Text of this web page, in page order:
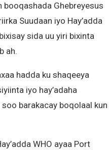
booqashada Ghebreyesus
Suudaan iyo Hay’adda
sida uu yiri bixinta
ah.
hadda ku shaqeeya
iyo hay’adaha
barakacay boqolaal kun
WHO ayaa Port